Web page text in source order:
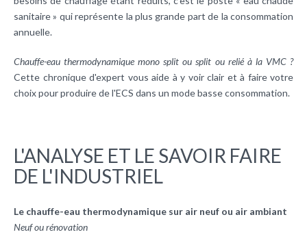
sanitaire » qui représente la plus grande part de la consommation
annuelle.
Chauffe-eau thermodynamique mono split ou split ou relié à la VMC ?
Cette chronique d'expert vous aide à y voir clair et à faire votre
choix pour produire de l'ECS dans un mode basse consommation.
L'ANALYSE ET LE SAVOIR FAIRE
DE L'INDUSTRIEL
Le chauffe-eau thermodynamique sur air neuf ou air ambiant
Neuf ou rénovation